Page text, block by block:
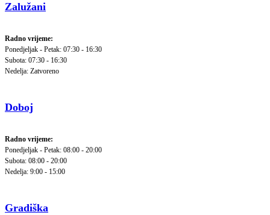
Zalužani
Radno vrijeme:
Ponedjeljak - Petak: 07:30 - 16:30
Subota: 07:30 - 16:30
Nedelja: Zatvoreno
Doboj
Radno vrijeme:
Ponedjeljak - Petak: 08:00 - 20:00
Subota: 08:00 - 20:00
Nedelja: 9:00 - 15:00
Gradiška